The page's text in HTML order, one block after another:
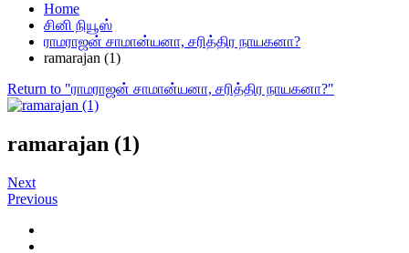
Home
சினி நியூஸ்
ராமராஜன் சாமான்யனா, சரித்திர நாயகனா?
ramarajan (1)
Return to "ராமராஜன் சாமான்யனா, சரித்திர நாயகனா?"
ramarajan (1)
Next
Previous